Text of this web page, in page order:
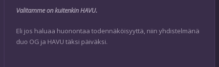
Valitamme on kuitenkin HAVU.
Eli jos haluaa huonontaa todennäköisyyttä, niin yhdistelmänä
duo OG ja HAVU täksi päiväksi.